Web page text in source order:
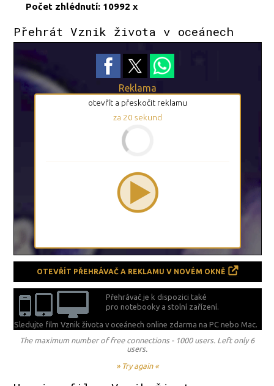
Počet zhlédnutí: 10992 x
Přehrát Vznik života v oceánech
Reklama
otevřít a přeskočit reklamu
za 20 sekund
OTEVŘÍT PŘEHRÁVAČ A REKLAMU V NOVÉM OKNĚ
Přehrávač je k dispozici také
pro notebooky a stolní zařízení.
Sledujte film Vznik života v oceánech online zdarma naPC nebo Mac.
The maximum number of free connections - 1000 users. Left only 6
users.
» Try again «